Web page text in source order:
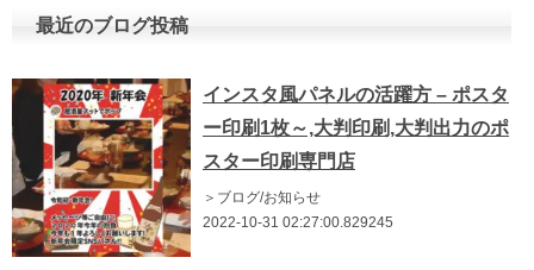
最近のブログ投稿
インスタ風パネルの活躍方 – ポスタ
ー印刷1枚～,大判印刷,大判出力のポ
スター印刷専門店
＞ブログ/お知らせ
2022-10-31 02:27:00.829245